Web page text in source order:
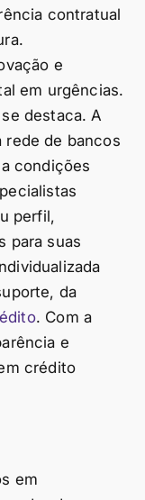
contratual
e
em urgências.
destaca. A
rede de bancos
condições
perfil,
para suas
da
. Com a
e
crédito
em